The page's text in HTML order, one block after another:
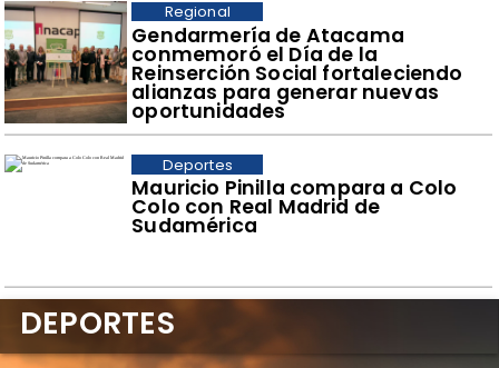
​Gendarmería de Atacama
conmemoró el Día de la
Reinserción Social fortaleciendo
alianzas para generar nuevas
oportunidades
Regional
Mauricio Pinilla compara a Colo
Colo con Real Madrid de
Sudamérica
Deportes
DEPORTES